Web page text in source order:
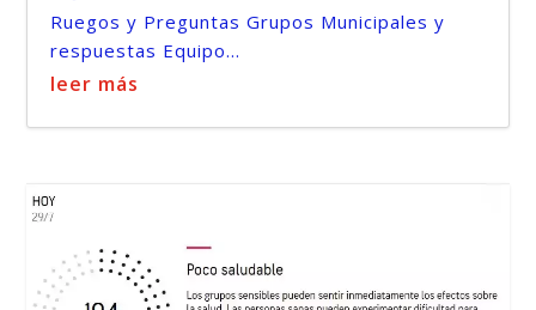
Ruegos y Preguntas Grupos Municipales y
respuestas Equipo...
leer más